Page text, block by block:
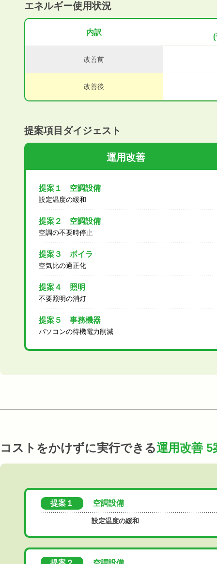
エネルギー使用状況
内訳
(
改善前
改善後
提案項目ダイジェスト
運用改善
提案１ 空調設備
設定温度の緩和
提案２ 空調設備
空調の不要時停止
提案３ ボイラ
空気比の適正化
提案４ 照明
不要照明の消灯
提案５ 事務機器
パソコンの待機電力削減
コストをかけずに実行できる運用改善 5
提案１ 空調設備
設定温度の緩和